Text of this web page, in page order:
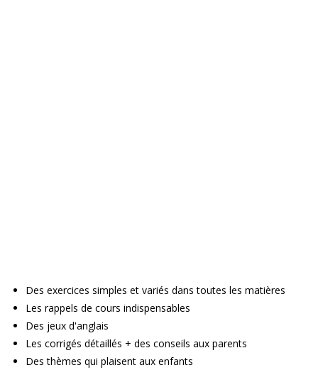
Des exercices simples et variés dans toutes les matières
Les rappels de cours indispensables
Des jeux d'anglais
Les corrigés détaillés + des conseils aux parents
Des thèmes qui plaisent aux enfants